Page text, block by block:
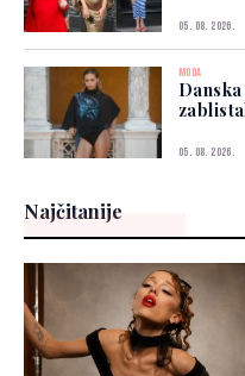
05. 08. 2026.
MODA
05. 08. 2026.
Najčitanije